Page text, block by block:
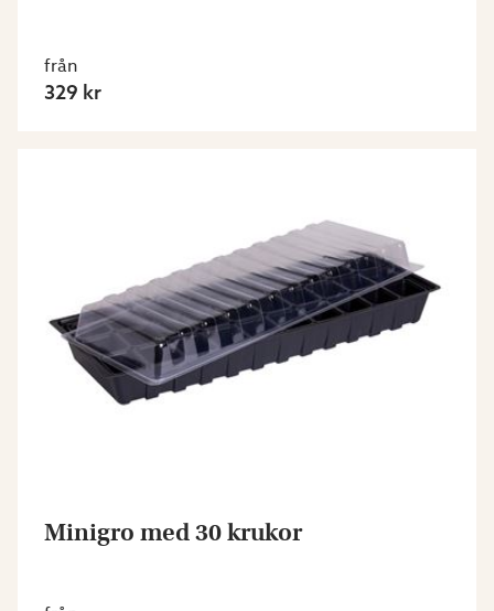
från
329 kr
Minigro med 30 krukor